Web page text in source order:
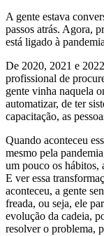
A gente estava
passos atrás. Agora,
está ligado à
De 2020, 2021 e
profissional de
gente vinha naquela
automatizar, de ter
capacitação, as
Quando aconteceu
mesmo pela
um pouco os hábitos,
E ver essa
aconteceu, a gente
freada, ou seja, ele
evolução da cadeia,
resolver o problema,